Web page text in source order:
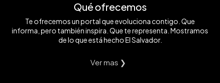
Qué ofrecemos
Te ofrecemos un portal que evoluciona contigo. Que
informa, pero también inspira. Que te representa. Mostramos
de lo que está hecho El Salvador.
Ver mas ❯